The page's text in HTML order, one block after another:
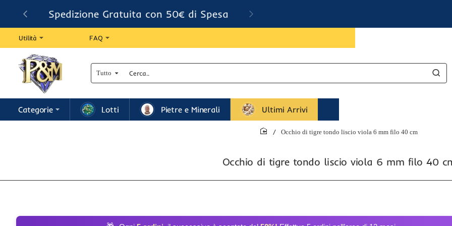
Spedizione Gratuita con 50€ di Spesa
Utilità FAQ
Tutto
Cerca..
Categorie Lotti Pietre e Minerali Ultimi Arrivi
Occhio di tigre tondo liscio viola 6 mm filo 40
Occhio di tigre tondo liscio viola 6 mm filo 40 cm